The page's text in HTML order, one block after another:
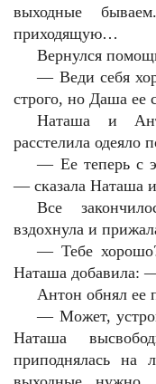
выходные
приходящую…
Вернулся
— Веди себя
строго, но Даша ее
Наташа и
расстелила одеяло
— Ее теперь с
— сказала Наташа
Все
вздохнула и
—Тебе
Наташа добавила:
Антон обнял ее
— Может,
Наташа
приподнялась